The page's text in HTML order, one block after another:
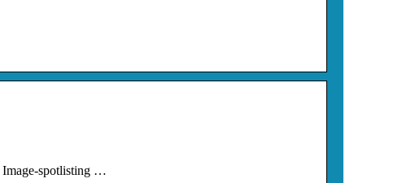
Image-spotlisting …